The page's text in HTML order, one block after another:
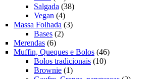
produtos
Salgada 3838
Vegan 44
produtos
Massa Folhada 33
Bases 22
Merendas 66
produtos
Muffin, Queques e Bolos 4646
Bolos tradicionais 1010
Brownie 11